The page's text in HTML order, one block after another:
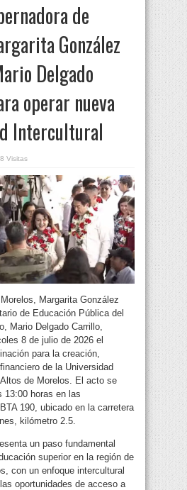
de
González
Delgado
operar nueva
Intercultural
Visitas
Margarita González
de Educación Pública del
Mario Delgado Carrillo,
8 de julio de 2026 el
para la creación,
de la Universidad
de Morelos. El acto se
13:00 horas en las
190, ubicado en la carretera
kilómetro 2.5.
un paso fundamental
superior en la región de
con un enfoque intercultural
oportunidades de acceso a